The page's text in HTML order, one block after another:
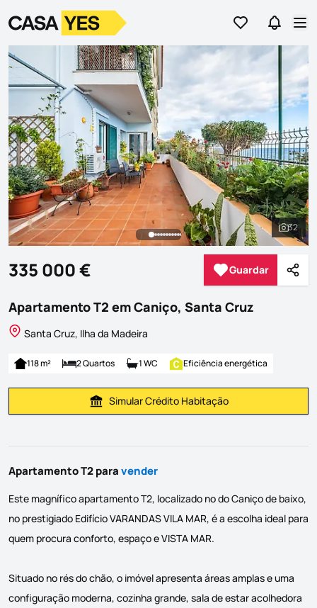
Ir para osIr para
LogoIr para a homepage
Ver
32
335 000 € Guardar
Guardar
Apartamento T2 em Caniço, Santa Cruz
Santa Cruz, Ilha da Madeira
118 m² 2 Quartos 1 WC Eficiência energética
Simular Prestação
Simular Crédito Habitação
Apartamento T2 paravender
Este magnífico apartamento T2, localizado no do Caniço de baixo,
no prestigiado Edifício VARANDAS VILA MAR, é a escolha ideal para
quem procura conforto, espaço e VISTA MAR.
Situado no rés do chão, o imóvel apresenta áreas amplas e uma
configuração moderna, cozinha grande, sala de estar acolhedora